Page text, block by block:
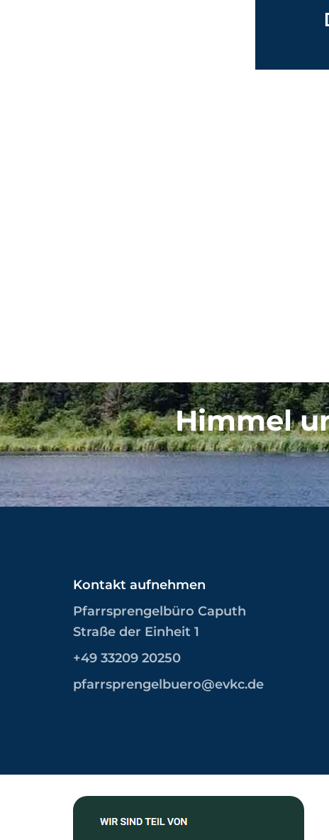
Himmel
Kontakt aufnehmen
Pfarrsprengelbüro Caputh
Straße der Einheit 1
+49 33209 20250
pfarrsprengelbuero@evkc.de